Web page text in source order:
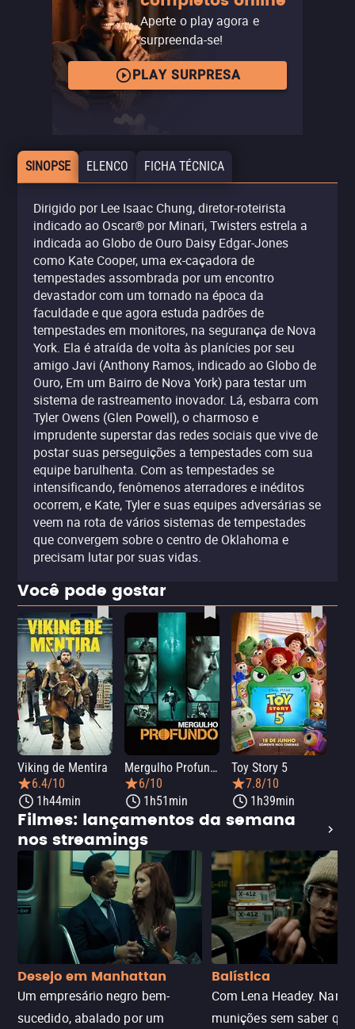
Aperte o play agora e
surpreenda-se!
PLAY SURPRESA
SINOPSE ELENCO FICHA TÉCNICA
Dirigido por Lee Isaac Chung, diretor-roteirista
indicado ao Oscar® por Minari, Twisters estrela a
indicada ao Globo de Ouro Daisy Edgar-Jones
como Kate Cooper, uma ex-caçadora de
tempestades assombrada por um encontro
devastador com um tornado na época da
faculdade e que agora estuda padrões de
tempestades em monitores, na segurança de Nova
York. Ela é atraída de volta às planícies por seu
amigo Javi (Anthony Ramos, indicado ao Globo de
Ouro, Em um Bairro de Nova York) para testar um
sistema de rastreamento inovador. Lá, esbarra com
Tyler Owens (Glen Powell), o charmoso e
imprudente superstar das redes sociais que vive de
postar suas perseguições a tempestades com sua
equipe barulhenta. Com as tempestades se
intensificando, fenômenos aterradores e inéditos
ocorrem, e Kate, Tyler e suas equipes adversárias se
veem na rota de vários sistemas de tempestades
que convergem sobre o centro de Oklahoma e
precisam lutar por suas vidas.
Você pode gostar
Viking de Mentira
6.4/10
1h44min
Mergulho Profundo
6/10
1h51min
Toy Story 5
7.8/10
1h39min
Filmes: lançamentos da semana
nos streamings
Desejo em Manhattan
Um empresário negro bem-
sucedido, abalado por um
Balística
Com Lena Headey.
munições sem saber